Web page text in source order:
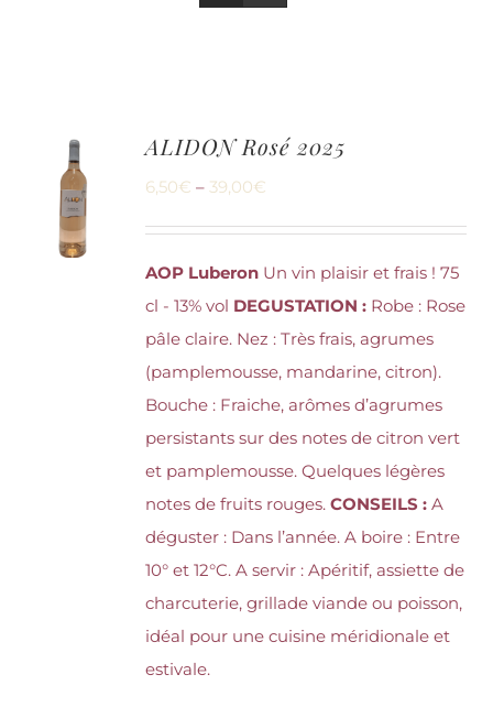
CHOIX
DES
OPTIONS
ALIDON Rosé 2025
6,50€ – 39,00€
AOP LuberonUn vin plaisir et frais ! 75
cl - 13% vol DEGUSTATION :Robe : Rose
pâle claire. Nez : Très frais, agrumes
(pamplemousse, mandarine, citron).
Bouche : Fraiche, arômes d’agrumes
persistants sur des notes de citron vert
et pamplemousse. Quelques légères
notes de fruits rouges. CONSEILS :A
déguster : Dans l’année. A boire : Entre
10° et 12°C. A servir : Apéritif, assiette de
charcuterie, grillade viande ou poisson,
idéal pour une cuisine méridionale et
estivale.